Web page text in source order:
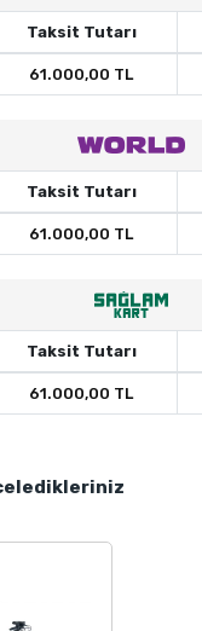
Taksit Tutarı
61.000,00 TL
Taksit Tutarı
61.000,00 TL
Taksit Tutarı
61.000,00 TL